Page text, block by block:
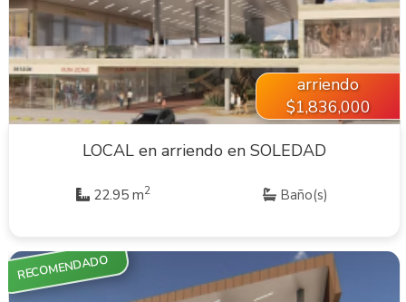
VER INMUEBLE
arriendo
$1,836,000
LOCAL en arriendo en SOLEDAD
22.95 m2 Baño(s)
RECOMENDADO